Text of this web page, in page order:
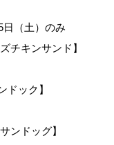
（土）のみ
チキンサンド】
ドック】
ンドッグ】